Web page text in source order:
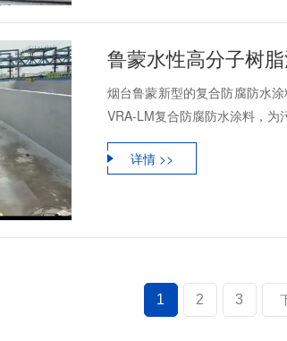
烟台鲁蒙新型的复合防腐防水
VRA-LM复合防腐防水涂料，为
详情 >>
1 2 3